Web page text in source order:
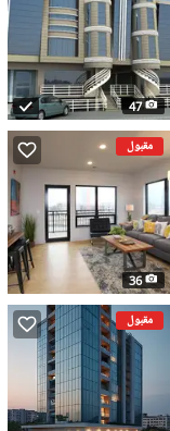
47
مقبول
36
مقبول